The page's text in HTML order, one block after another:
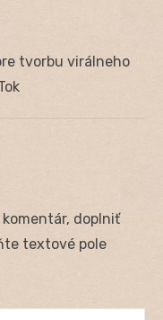
tvorbu virálneho
doplniť
textové pole